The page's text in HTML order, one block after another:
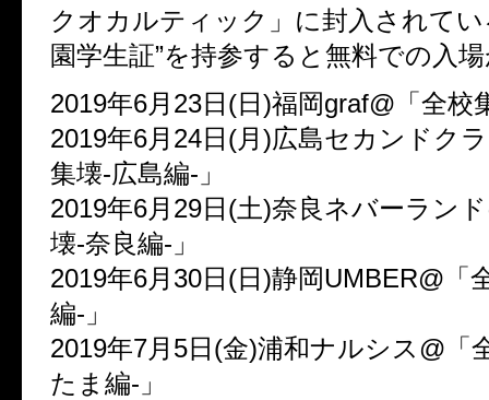
クオカルティック」に封入されてい
園学生証”を持参すると無料での入
2019年6月23日(日)福岡graf@「全校
2019年6月24日(月)広島セカンドク
集壊-広島編-」
2019年6月29日(土)奈良ネバーラン
壊-奈良編-」
2019年6月30日(日)静岡UMBER@「
編-」
2019年7月5日(金)浦和ナルシス@「
たま編-」